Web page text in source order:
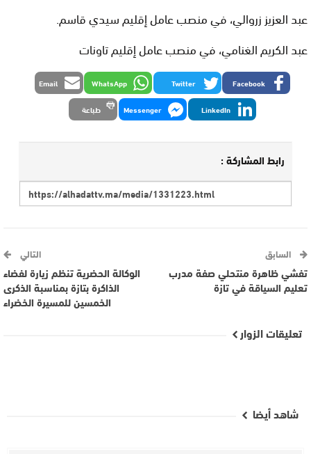
عبد العزيز زروالي، في منصب عامل إقليم سيدي قاسم.
عبد الكريم الغنامي، في منصب عامل إقليم تاونات
Facebook
Twitter
WhatsApp
Email
LinkedIn
Messenger طباعة
رابط المشاركة :
السابق
تفشي ظاهرة منتحلي صفة مدرب
تعليم السياقة في تازة
التالي
الوكالة الحضرية تنظم زيارة لفضاء
الذاكرة بتازة بمناسبة الذكرى
الخمسين للمسيرة الخضراء
تعليقات الزوار
شاهد أيضا